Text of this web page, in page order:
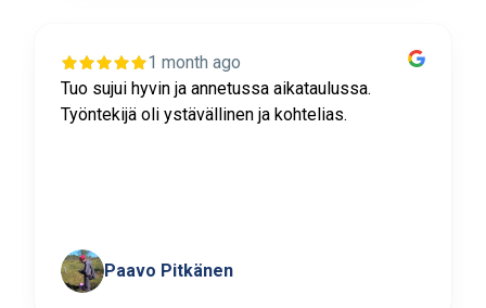
1 month ago
Tuo sujui hyvin ja annetussa aikataulussa.
Työntekijä oli ystävällinen ja kohtelias.
Paavo Pitkänen